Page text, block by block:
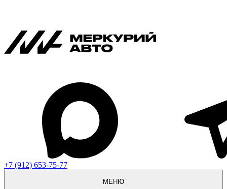
+7 (912) 653-75-77
МЕНЮ